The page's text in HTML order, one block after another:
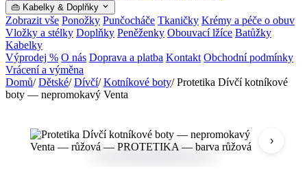
👜 Kabelky & Doplňky
Zobrazit vše Ponožky Punčocháče Tkaničky Krémy a péče o obuv
Vložky a stélky Doplňky Peněženky Obouvací lžíce Batůžky
Kabelky
Výprodej % O nás Doprava a platba Kontakt Obchodní podmínky
Vrácení a výměna
Domů/ Dětské/ Dívčí/ Kotníkové boty/ Protetika Dívčí kotníkové
boty — nepromokavý Venta
›